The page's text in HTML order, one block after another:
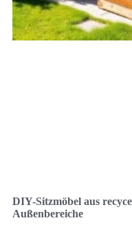
DIY-Sitzmöbel aus
Außenbereiche